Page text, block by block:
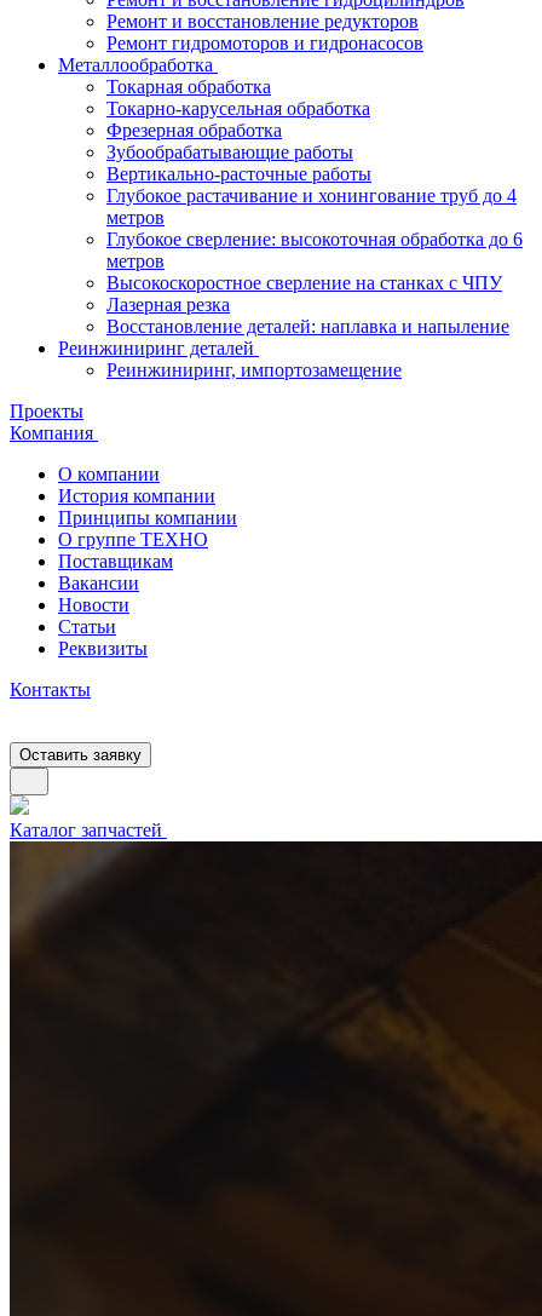
Ремонт и восстановление редукторов
Ремонт гидромоторов и гидронасосов
Металлообработка
Токарная обработка
Токарно-карусельная обработка
Фрезерная обработка
Зубообрабатывающие работы
Вертикально-расточные работы
Глубокое растачивание и хонингование труб до 4
метров
Глубокое сверление: высокоточная обработка до 6
метров
Высокоскоростное сверление на станках с ЧПУ
Лазерная резка
Восстановление деталей: наплавка и напыление
Реинжиниринг деталей
Реинжиниринг, импортозамещение
Проекты
Компания
О компании
История компании
Принципы компании
О группе ТЕХНО
Поставщикам
Вакансии
Новости
Статьи
Реквизиты
Контакты
Оставить заявку
Каталог запчастей